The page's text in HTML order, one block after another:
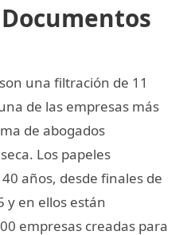
una filtración de 11
de las empresas más
de abogados
Los papeles
años, desde finales de
y en ellos están
empresas creadas para